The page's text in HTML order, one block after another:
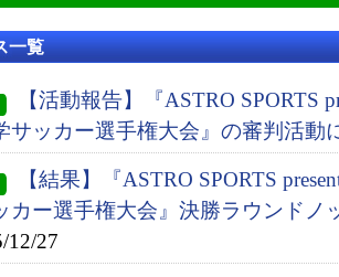
一覧
【活動報告】『ASTRO SPORTS
サッカー選手権大会』の審判活動
【結果】『ASTRO SPORTS
カー選手権大会』決勝ラウンドノ
12/27